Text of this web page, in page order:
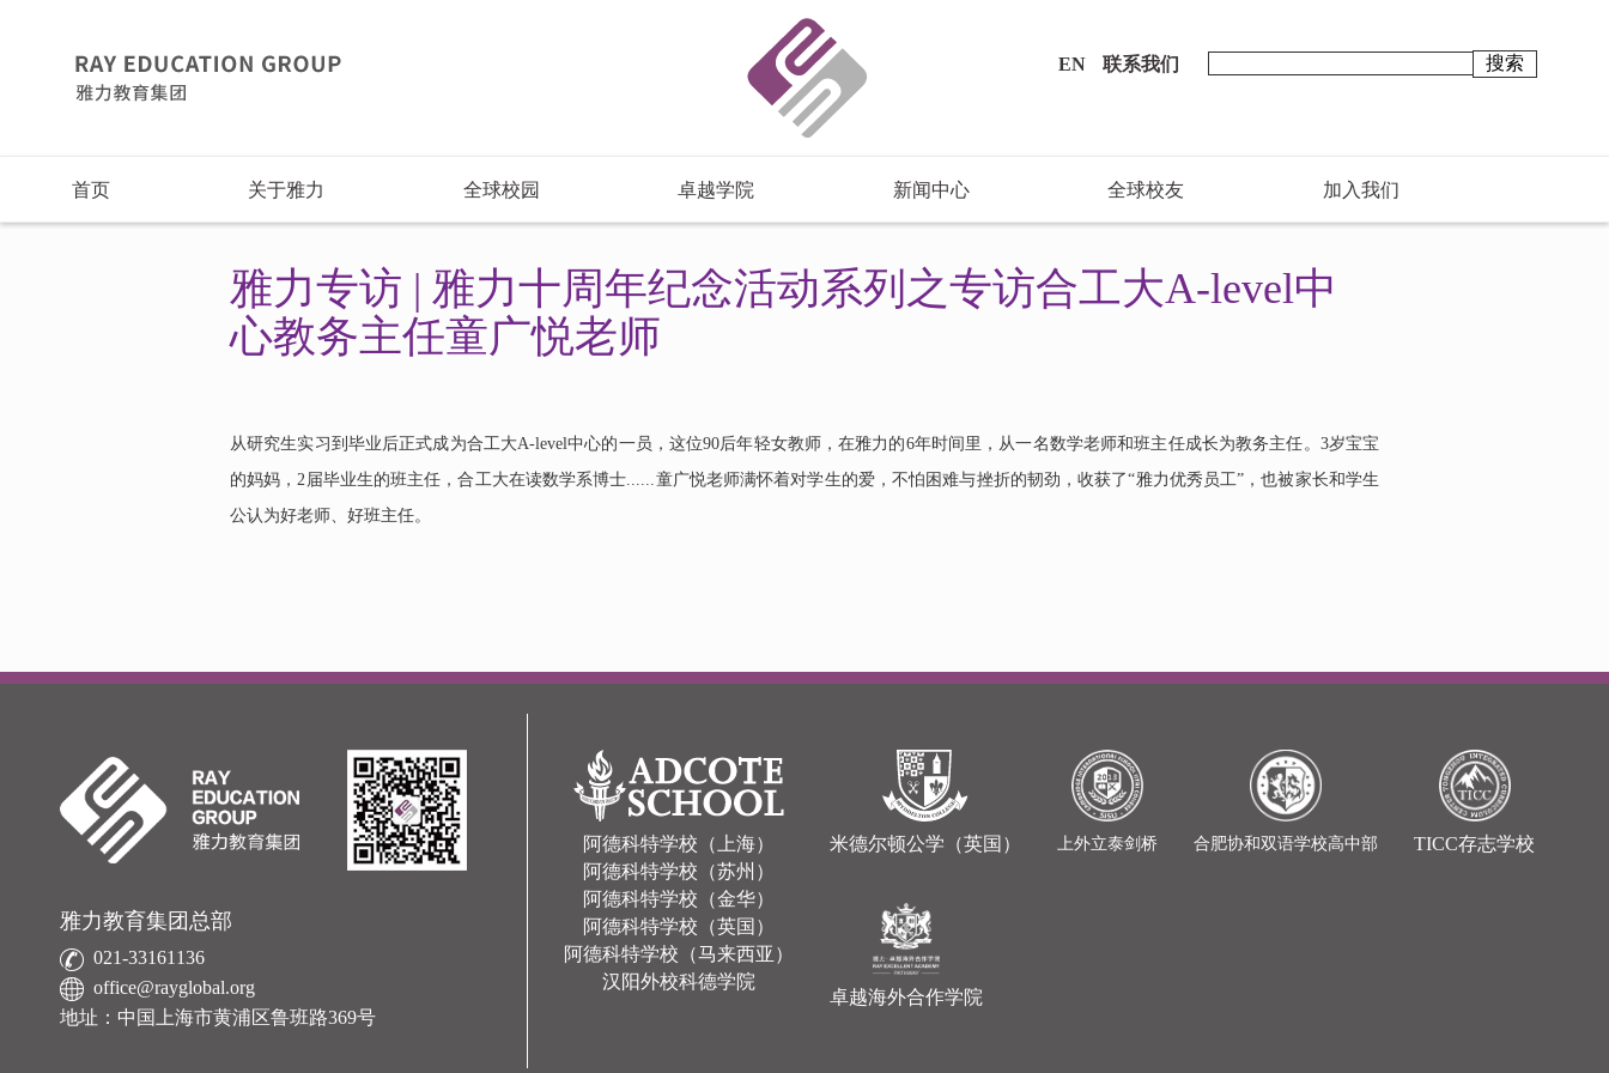
EN 联系我们
首页 关于雅力 全球校园 卓越学院 新闻中心 全球校友 加入我们
雅力专访 | 雅力十周年纪念活动系列之专访合工大A-level中
心教务主任童广悦老师
从研究生实习到毕业后正式成为合工大A-level中心的一员，这位90后年轻女教师，在雅力的6年时间里，从一名数学老师和班主任成长为教务主任。3岁宝宝
的妈妈，2届毕业生的班主任，合工大在读数学系博士......童广悦老师满怀着对学生的爱，不怕困难与挫折的韧劲，收获了“雅力优秀员工”，也被家长和学生
公认为好老师、好班主任。
雅力教育集团总部
021-33161136
office@rayglobal.org
地址：中国上海市黄浦区鲁班路369号
阿德科特学校（上海）
阿德科特学校（苏州）
阿德科特学校（金华）
阿德科特学校（英国）
阿德科特学校（马来西亚）
汉阳外校科德学院
米德尔顿公学（英国） 上外立泰剑桥 合肥协和双语学校高中部 TICC存志学校
卓越海外合作学院